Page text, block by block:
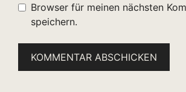
Browser für meinen nächsten
speichern.